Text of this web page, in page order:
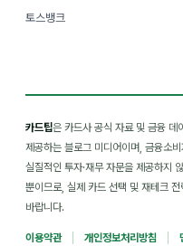
토스뱅크
카드팁은 카드사 공식 자료 및 금융 데
제공하는 블로그 미디어이며, 금융소
실질적인 투자·재무 자문을 제공하지
뿐이므로, 실제 카드 선택 및 재테크
바랍니다.
이용약관 개인정보처리방침